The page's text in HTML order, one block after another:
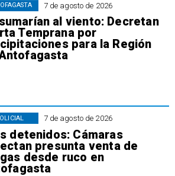
7 de agosto de 2026
al viento: Decretan
Temprana por
para la Región
7 de agosto de 2026
detenidos: Cámaras
presunta venta de
desde ruco en